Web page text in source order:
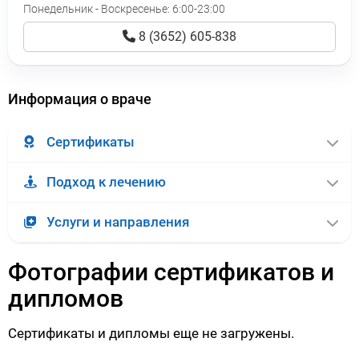
Понедельник - Воскресенье: 6:00-23:00
8 (3652) 605-838
Информация о враче
Сертификаты
Подход к лечению
Услуги и направления
Фотографии сертификатов и
дипломов
Сертификаты и дипломы еще не загружены.